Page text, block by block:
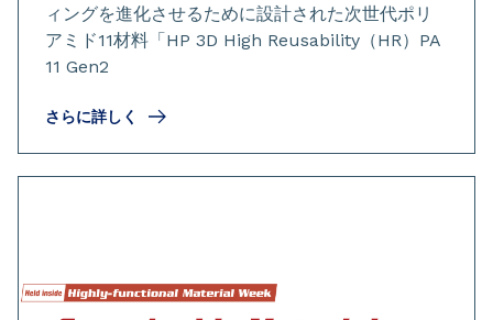
ィングを進化させるために設計された次世代ポリ
アミド11材料「HP 3D High Reusability（HR）PA
11 Gen2
さらに詳しく